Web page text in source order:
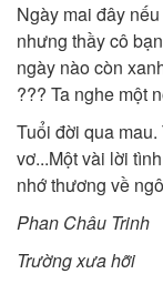
Ngày mai đây
nhưng thầy cô
ngày nào còn
??? Ta nghe một
Tuổi đời qua
vơ...Một vài lời
nhớ thương về
Phan Châu Trinh
Trường xưa hỡi